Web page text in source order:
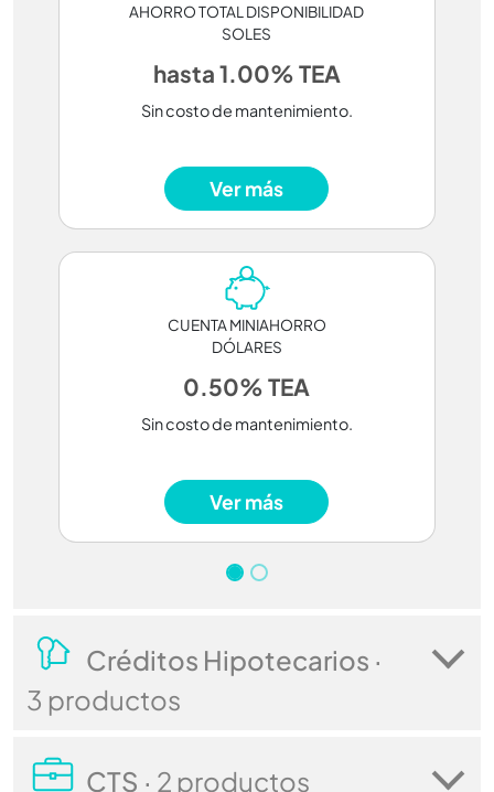
AHORRO TOTAL DISPONIBILIDAD
SOLES
hasta 1.00% TEA
Sin costo de mantenimiento.
Ver más
CUENTA MINIAHORRO
DÓLARES
0.50% TEA
Sin costo de mantenimiento.
Ver más
Créditos Hipotecarios ·
3 productos
CTS · 2 productos